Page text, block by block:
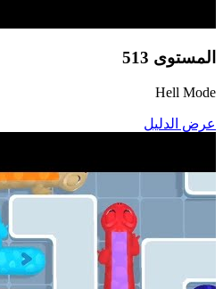
المستوى 513
Hell Mode
عرض الدليل